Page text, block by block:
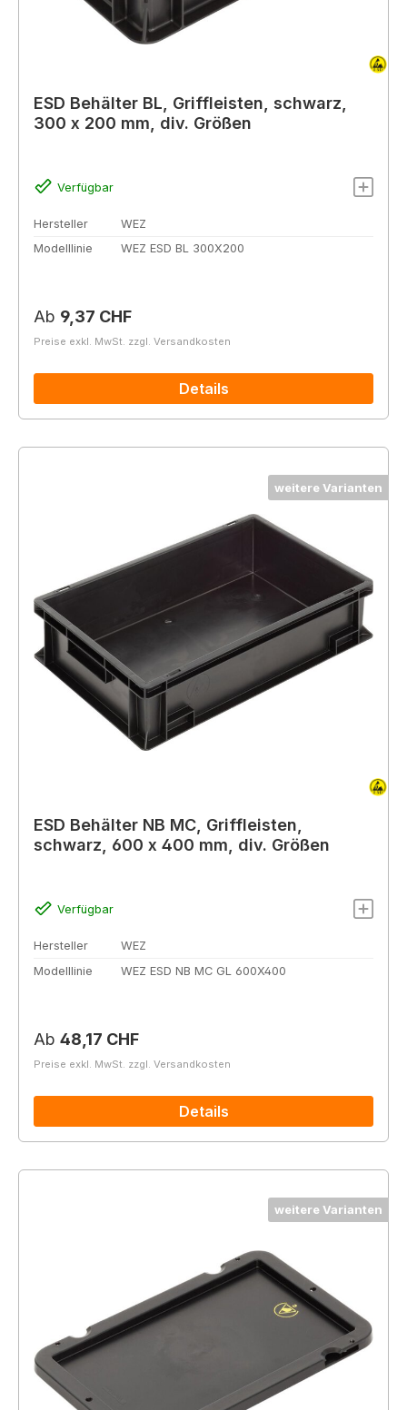
ESD Behälter BL, Griffleisten, schwarz,
300 x 200 mm, div. Größen
Verfügbar
Hersteller
WEZ
Modelllinie
WEZ ESD BL 300X200
Regulärer Preis:
Ab 9,37 CHF
Preise exkl. MwSt. zzgl. Versandkosten
Details
weitere Varianten
ESD Behälter NB MC, Griffleisten,
schwarz, 600 x 400 mm, div. Größen
Verfügbar
Hersteller
WEZ
Modelllinie
WEZ ESD NB MC GL 600X400
Regulärer Preis:
Ab 48,17 CHF
Preise exkl. MwSt. zzgl. Versandkosten
Details
weitere Varianten